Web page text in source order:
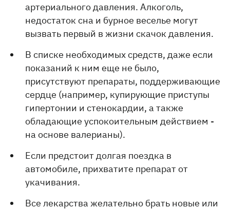
артериального давления. Алкоголь,
недостаток сна и бурное веселье могут
вызвать первый в жизни скачок давления.
В списке необходимых средств, даже если
показаний к ним еще не было,
присутствуют препараты, поддерживающие
сердце (например, купирующие приступы
гипертонии и стенокардии, а также
обладающие успокоительным действием -
на основе валерианы).
Если предстоит долгая поездка в
автомобиле, прихватите препарат от
укачивания.
Все лекарства желательно брать новые или